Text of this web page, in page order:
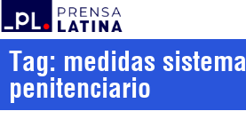
Tag: medidas sistema
penitenciario